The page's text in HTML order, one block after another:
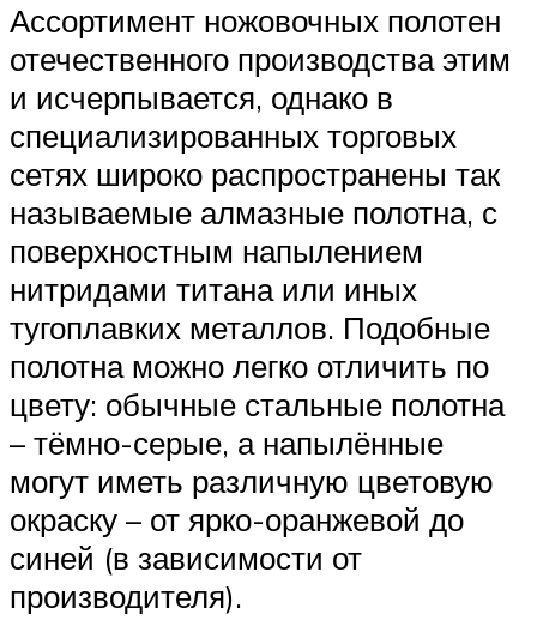
Ассортимент ножовочных полотен
отечественного производства этим
и исчерпывается, однако в
специализированных торговых
сетях широко распространены так
называемые алмазные полотна, с
поверхностным напылением
нитридами титана или иных
тугоплавких металлов. Подобные
полотна можно легко отличить по
цвету: обычные стальные полотна
– тёмно-серые, а напылённые
могут иметь различную цветовую
окраску – от ярко-оранжевой до
синей (в зависимости от
производителя).